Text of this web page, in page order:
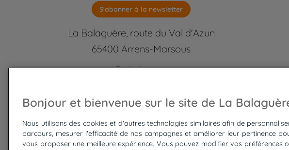
S'abonner à la newsletter
La Balaguère, route du Val d'Azun
65400 Arrens-Marsous
Contactez-nous
05 62 97 46 46 ou 01 85 23 92 55
Bonjour et bienvenue sur le site de La
Nous utilisons des cookies et d'autres technologies similaires afin de
parcours, mesurer l'efficacité de nos campagnes et améliorer leur pertinence
vous proposer une meilleure expérience. Vous pouvez modifier vos préférences